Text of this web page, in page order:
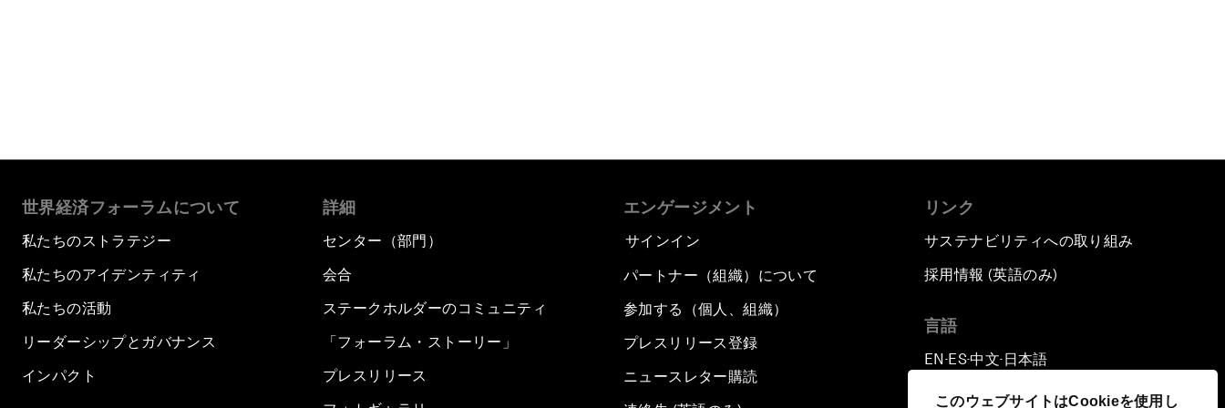
このウェブサイトはCookieを使用し
世界経済フォーラムについて
私たちのストラテジー
私たちのアイデンティティ
私たちの活動
リーダーシップとガバナンス
インパクト
詳細
センター（部門）
会合
ステークホルダーのコミュニティ
「フォーラム・ストーリー」
プレスリリース
エンゲージメント
サインイン
パートナー（組織）について
参加する（個人、組織）
プレスリリース登録
ニュースレター購読
リンク
サステナビリティへの取り組み
採用情報 (英語のみ)
言語
EN ▪ES▪中文▪ 日本語